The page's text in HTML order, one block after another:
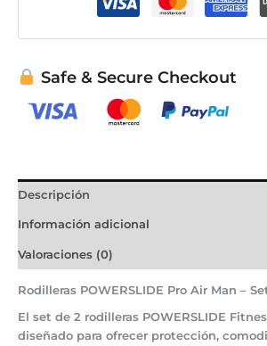
Safe & Secure Checkout
Descripción
Información adicional
Valoraciones (0)
Rodilleras POWERSLIDE Pro Air Man –
El set de 2 rodilleras POWERSLIDE
diseñado para ofrecer protección,